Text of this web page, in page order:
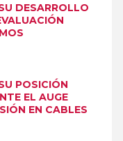
DESARROLLO
POSICIÓN
EL AUGE
EN CABLES